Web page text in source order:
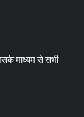
माध्यम से सभी